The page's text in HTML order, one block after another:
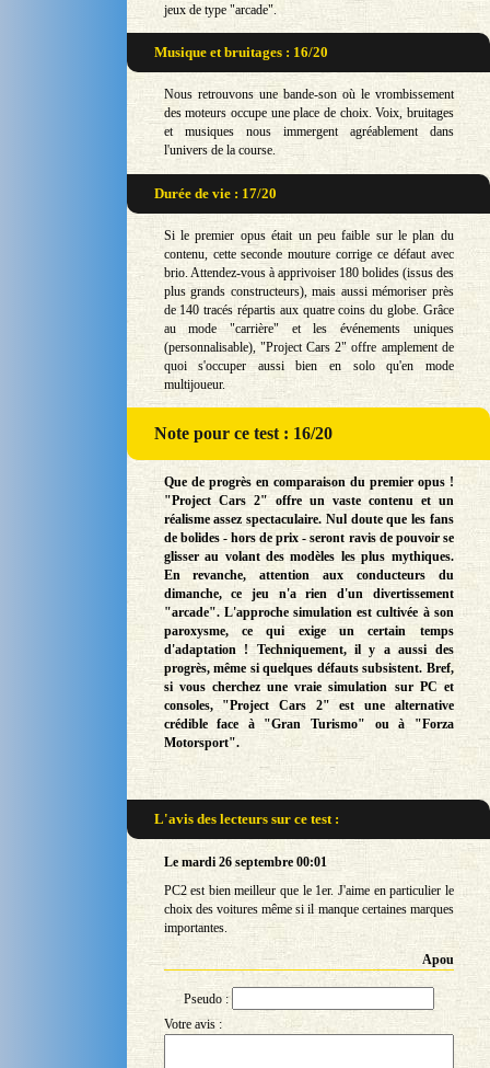
jeux de type "arcade".
Musique et bruitages : 16/20
Nous retrouvons une bande-son où le vrombissement
des moteurs occupe une place de choix. Voix, bruitages
et musiques nous immergent agréablement dans
l'univers de la course.
Durée de vie : 17/20
Si le premier opus était un peu faible sur le plan du
contenu, cette seconde mouture corrige ce défaut avec
brio. Attendez-vous à apprivoiser 180 bolides (issus des
plus grands constructeurs), mais aussi mémoriser près
de 140 tracés répartis aux quatre coins du globe. Grâce
au mode "carrière" et les événements uniques
(personnalisable), "Project Cars 2" offre amplement de
quoi s'occuper aussi bien en solo qu'en mode
multijoueur.
Notepour ce test : 16/20
Que de progrès en comparaison du premier opus !
"Project Cars 2" offre un vaste contenu et un
réalisme assez spectaculaire. Nul doute que les fans
de bolides - hors de prix - seront ravis de pouvoir se
glisser au volant des modèles les plus mythiques.
En revanche, attention aux conducteurs du
dimanche, ce jeu n'a rien d'un divertissement
"arcade". L'approche simulation est cultivée à son
paroxysme, ce qui exige un certain temps
d'adaptation ! Techniquement, il y a aussi des
progrès, même si quelques défauts subsistent. Bref,
si vous cherchez une vraie simulation sur PC et
consoles, "Project Cars 2" est une alternative
crédible face à "Gran Turismo" ou à "Forza
Motorsport".
L'avis des lecteurs surce test :
Le mardi 26 septembre 00:01
PC2 est bien meilleur que le 1er. J'aime en particulier le
choix des voitures même si il manque certaines marques
importantes.
Apou
Pseudo :
Votre avis :